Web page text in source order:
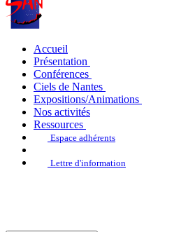
Accueil
Présentation
Conférences
Ciels de Nantes
Expositions/Animations
Nos activités
Ressources
Espace adhérents
Lettre d'information